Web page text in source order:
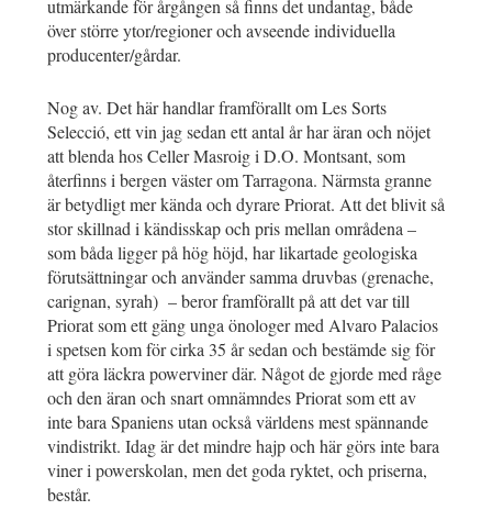
utmärkande för årgången så finns det undantag, både
över större ytor/regioner och avseende individuella
producenter/gårdar.
Nog av. Det här handlar framförallt om Les Sorts
Selecció, ett vin jag sedan ett antal år har äran och nöjet
att blenda hos Celler Masroig i D.O. Montsant, som
återfinns i bergen väster om Tarragona. Närmsta granne
är betydligt mer kända och dyrare Priorat. Att det blivit så
stor skillnad i kändisskap och pris mellan områdena –
som båda ligger på hög höjd, har likartade geologiska
förutsättningar och använder samma druvbas (grenache,
carignan, syrah) – beror framförallt på att det var till
Priorat som ett gäng unga önologer med Alvaro Palacios
i spetsen kom för cirka 35 år sedan och bestämde sig för
att göra läckra powerviner där. Något de gjorde med råge
och den äran och snart omnämndes Priorat som ett av
inte bara Spaniens utan också världens mest spännande
vindistrikt. Idag är det mindre hajp och här görs inte bara
viner i powerskolan, men det goda ryktet, och priserna,
består.